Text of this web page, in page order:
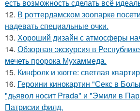
есть возможность сделать всё
12. В роттердамском зоопарке
надевать специальные очки.
13. Хороший дизайн с атмосферы
14. Обзорная экскурсия в
мечеть пророка Мухаммеда.
15. Кинфолк и хюгге: светлая
16. Героини кинокартин "Секс в
"дьявол носит Prada" и "Эмили в
Патрисии филд.